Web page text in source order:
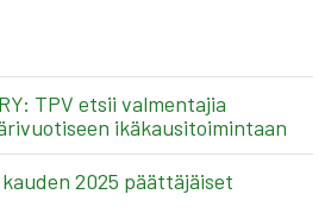
TPV etsii valmentajia
ikäkausitoimintaan
2025 päättäjäiset